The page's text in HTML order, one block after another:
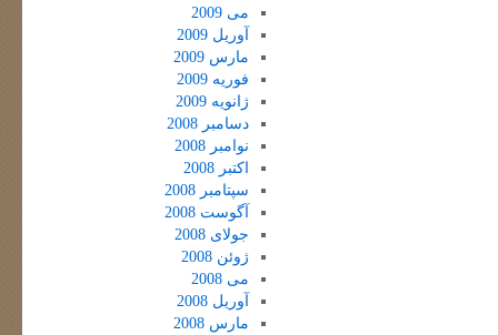
می 2009
آوریل 2009
مارس 2009
فوریه 2009
ژانویه 2009
دسامبر 2008
نوامبر 2008
اکتبر 2008
سپتامبر 2008
آگوست 2008
جولای 2008
ژوئن 2008
می 2008
آوریل 2008
مارس 2008